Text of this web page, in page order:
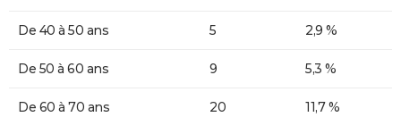
De 40 à 50 ans 5 2,9 %
De 50 à 60 ans 9 5,3 %
De 60 à 70 ans 20 11,7 %